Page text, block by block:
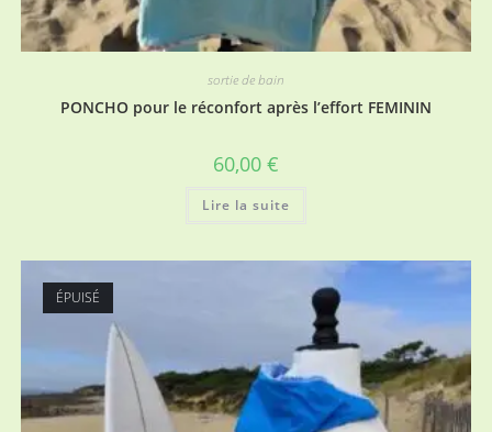
sortie de bain
PONCHO pour le réconfort après l’effort FEMININ
60,00 €
Lire la suite
ÉPUISÉ